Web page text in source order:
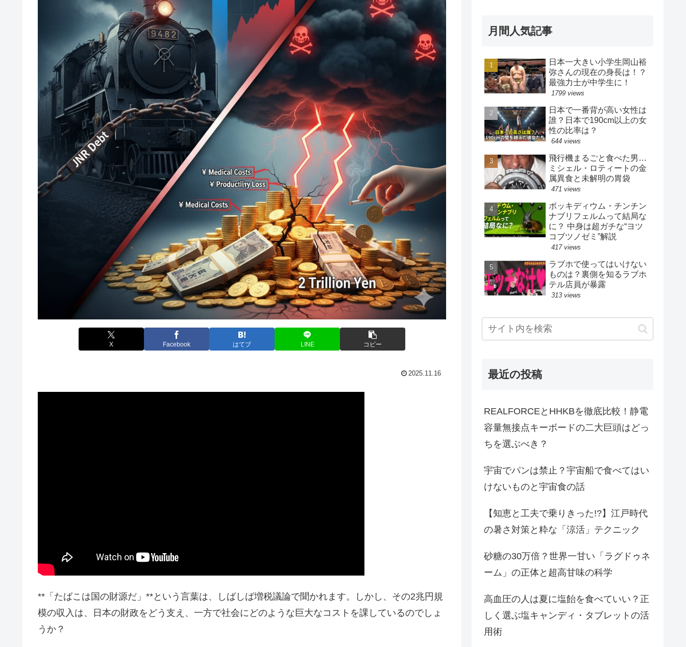
X Facebook はてブ LINE コピー
2025.11.16
**「たばこは国の財源だ」**という言葉は、しばしば増税議論で聞かれます。しかし、その2兆円規
模の収入は、日本の財政をどう支え、一方で社会にどのような巨大なコストを課しているのでしょ
うか？
月間人気記事
日本一大きい小学生岡山裕
弥さんの現在の身長は！？
最強力士が中学生に！
1799 views
日本で一番背が高い女性は
誰？日本で190cm以上の女
性の比率は？
644 views
飛行機まるごと食べた男…
ミシェル・ロティートの金
属異食と未解明の胃袋
471 views
ボッキディウム・チンチン
ナブリフェルムって結局な
に？ 中身は超ガチな“ヨツ
コブツノゼミ”解説
417 views
ラブホで使ってはいけない
ものは？裏側を知るラブホ
テル店員が暴露
313 views
最近の投稿
REALFORCEとHHKBを徹底比較！静電
容量無接点キーボードの二大巨頭はどっ
ちを選ぶべき？
宇宙でパンは禁止？宇宙船で食べてはい
けないものと宇宙食の話
【知恵と工夫で乗りきった!?】江戸時代
の暑さ対策と粋な「涼活」テクニック
砂糖の30万倍？世界一甘い「ラグドゥネ
ーム」の正体と超高甘味の科学
高血圧の人は夏に塩飴を食べていい？正
しく選ぶ塩キャンディ・タブレットの活
用術